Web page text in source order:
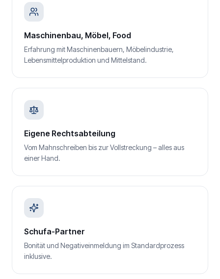
Maschinenbau, Möbel, Food
Erfahrung mit Maschinenbauern, Möbelindustrie,
Lebensmittelproduktion und Mittelstand.
Eigene Rechtsabteilung
Vom Mahnschreiben bis zur Vollstreckung – alles aus
einer Hand.
Schufa-Partner
Bonität und Negativeinmeldung im Standardprozess
inklusive.